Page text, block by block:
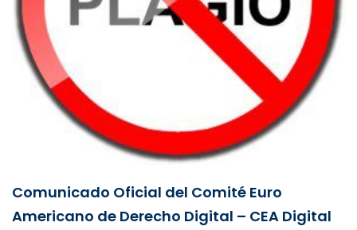
Comunicado Oficial del Comité Euro
Americano de Derecho Digital – CEA Digital